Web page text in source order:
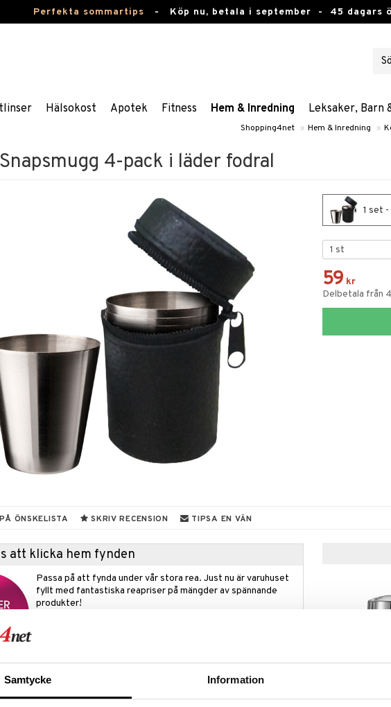
Samtycke Information
Perfekta sommartips - Köp nu, betala i september - 45 dagars
Hälsokost Apotek Fitness Hem & Inredning Leksaker, Barn
Shopping4net » Hem & Inredning »
4-pack i läder fodral
1 set
59 kr
Delbetala från
ÖNSKELISTA SKRIV RECENSION TIPSA EN VÄN
att klicka hem fynden
Passa på att fynda under vår stora rea. Just nu är varuhuset
fyllt med fantastiska reapriser på mängder av spännande
produkter!